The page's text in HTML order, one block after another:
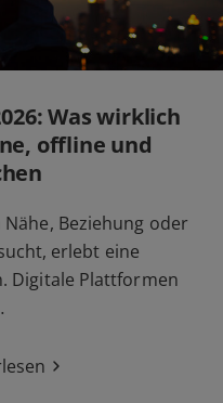
Was wirklich
offline und
Beziehung oder
erlebt eine
Digitale Plattformen